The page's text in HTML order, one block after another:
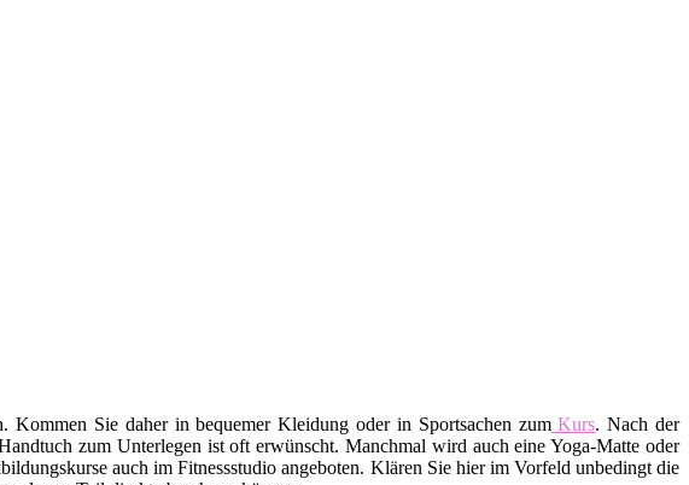
Kommen Sie daher in bequemer Kleidung oder in Sportsachen zumKurs. Nach der
zum Unterlegen ist oft erwünscht. Manchmal wird auch eine Yoga-Matte oder
auch im Fitnessstudio angeboten. Klären Sie hier im Vorfeld unbedingt die